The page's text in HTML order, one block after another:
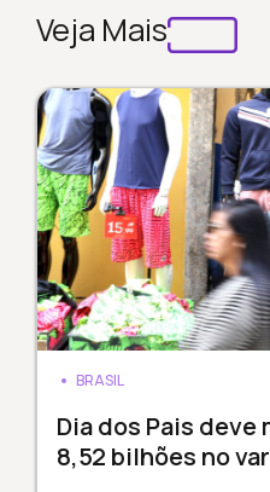
Veja Mais
BRASIL
Dia dos Pais deve
8,52 bilhões no